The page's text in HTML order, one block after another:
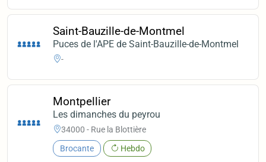
Saint-Bauzille-de-Montmel
Puces de l'APE de Saint-Bauzille-de-Montmel
-
Montpellier
Les dimanches du peyrou
34000 - Rue la Blottière
Brocante Hebdo